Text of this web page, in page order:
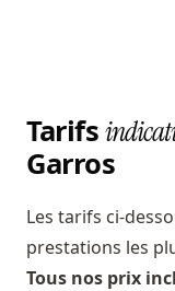
Tarifs
Garros
Les tarifs ci-
prestations les
Tous nos prix